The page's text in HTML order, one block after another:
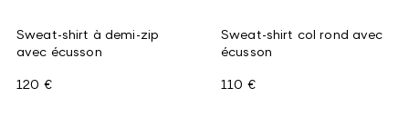
Sweat-shirt à demi-zip
avec écusson
120 €
Sweat-shirt col rond avec
écusson
110 €